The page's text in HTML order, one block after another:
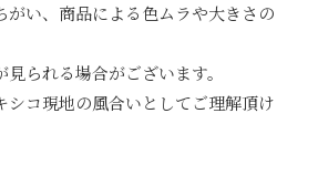
がい、商品による色ムラや大きさの
られる場合がございます。
シコ現地の風合いとしてご理解頂け